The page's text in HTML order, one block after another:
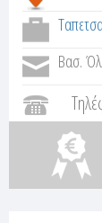
Βασ.